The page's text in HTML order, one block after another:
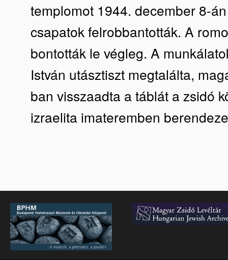
templomot 1944. december 8-
csapatok felrobbantották. A
bontották le végleg. A
István utásztiszt megtalálta,
ban visszaadta a táblát a zsidó
izraelita imateremben